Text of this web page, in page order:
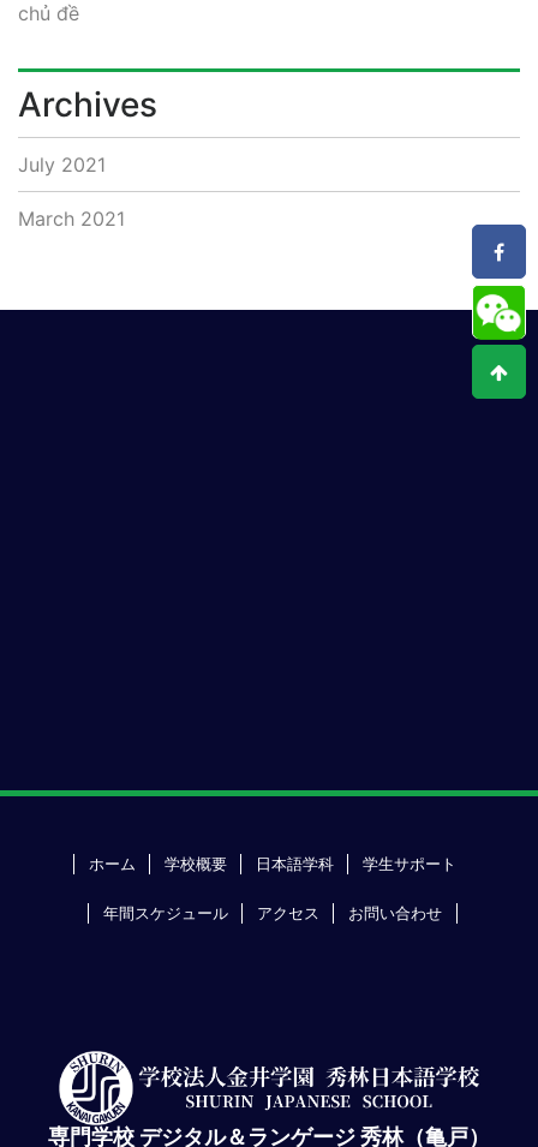
chủ đề
Archives
July 2021
March 2021
ホーム 学校概要 日本語学科 学生サポート
年間スケジュール アクセス お問い合わせ
専門学校 デジタル＆ランゲージ 秀林（亀戸）